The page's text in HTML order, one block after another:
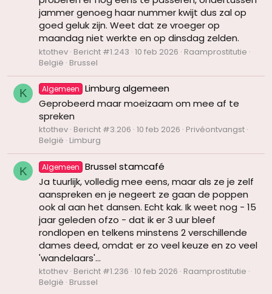
jammer genoeg haar nummer kwijt dus zal op
goed geluk zijn. Weet dat ze vroeger op
maandag niet werkte en op dinsdag zelden.
ktothev Bericht #1.243 10 feb 2026 Raamprostitutie
België Brussel
K Algemeen
Limburg algemeen
Geprobeerd maar moeizaam om mee af te
spreken
ktothev Bericht #3.206 10 feb 2026 Privéontvangst
België Limburg
K Algemeen
Brussel stamcafé
Ja tuurlijk, volledig mee eens, maar als ze je zelf
aanspreken en je negeert ze gaan de poppen
ook al aan het dansen. Echt kak. Ik weet nog - 15
jaar geleden ofzo - dat ik er 3 uur bleef
rondlopen en telkens minstens 2 verschillende
dames deed, omdat er zo veel keuze en zo veel
'wandelaars'...
ktothev Bericht #1.236 10 feb 2026 Raamprostitutie
België Brussel